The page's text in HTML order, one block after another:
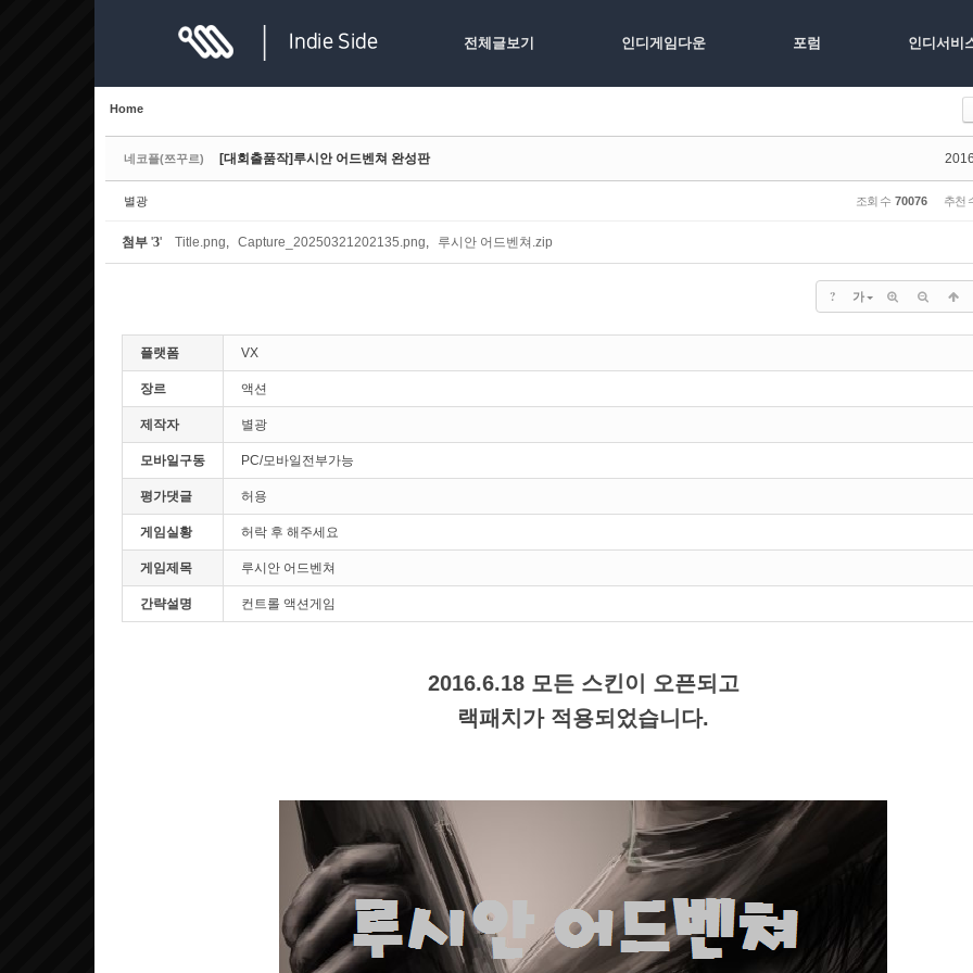
전체글보기 인디게임다운 포럼 인디서비
Home
네코플(쯔꾸르) [대회출품작]루시안 어드벤쳐 완성판
별광 조회 수 70076 추천
첨부 '3' Title.png, Capture_20250321202135.png, 루시안 어드벤쳐.zip
? 가
플랫폼 VX
장르 액션
제작자 별광
모바일구동 PC/모바일전부가능
평가댓글 허용
게임실황 허락 후 해주세요
게임제목 루시안 어드벤쳐
간략설명 컨트롤 액션게임
2016.6.18 모든 스킨이 오픈되고
랙패치가 적용되었습니다.
Sketchbook5, 스케치북5
Sketchbook5, 스케치북5
Sketchbook5, 스케치북5
Sketchbook5, 스케치북5